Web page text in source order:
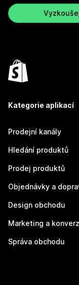
Kategorie aplikací
Prodejní kanály
Hledání produktů
Prodej produktů
Objednávky a
Design obchodu
Marketing a
Správa obchodu